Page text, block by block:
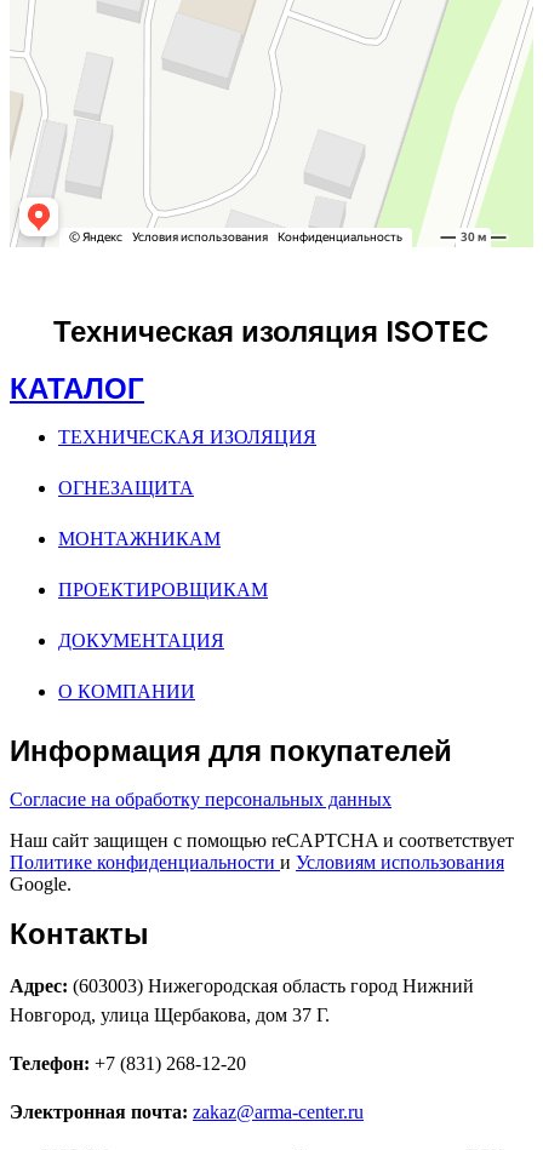
Техническая изоляция ISOTEC
КАТАЛОГ
ТЕХНИЧЕСКАЯ ИЗОЛЯЦИЯ
ОГНЕЗАЩИТА
МОНТАЖНИКАМ
ПРОЕКТИРОВЩИКАМ
ДОКУМЕНТАЦИЯ
О КОМПАНИИ
Информация для покупателей
Согласие на обработку персональных данных
Наш сайт защищен с помощью reCAPTCHA и соответствует
Политике конфиденциальности и Условиям использования
Google.
Контакты
Адрес: (603003) Нижегородская область город Нижний
Новгород, улица Щербакова, дом 37 Г.
Телефон: +7 (831) 268-12-20
Электронная почта: zakaz@arma-center.ru